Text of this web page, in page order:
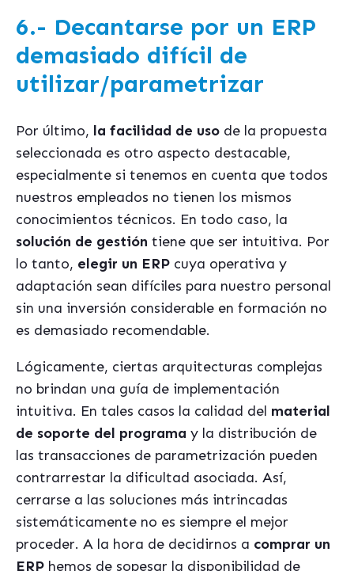
6.- Decantarse por un ERP
demasiado difícil de
utilizar/parametrizar
Por último, la facilidad de uso de la propuesta
seleccionada es otro aspecto destacable,
especialmente si tenemos en cuenta que todos
nuestros empleados no tienen los mismos
conocimientos técnicos. En todo caso, la
solución de gestión tiene que ser intuitiva. Por
lo tanto, elegir un ERP cuya operativa y
adaptación sean difíciles para nuestro personal
sin una inversión considerable en formación no
es demasiado recomendable.
Lógicamente, ciertas arquitecturas complejas
no brindan una guía de implementación
intuitiva. En tales casos la calidad del material
de soporte del programa y la distribución de
las transacciones de parametrización pueden
contrarrestar la dificultad asociada. Así,
cerrarse a las soluciones más intrincadas
sistemáticamente no es siempre el mejor
proceder. A la hora de decidirnos a comprar un
ERP hemos de sopesar la disponibilidad de